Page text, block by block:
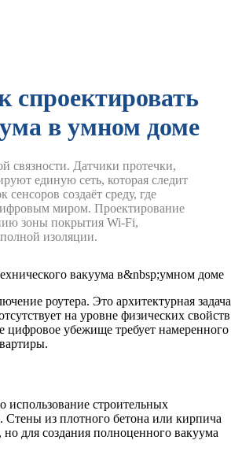
спроектировать
в умном доме
связности. Датчики протечки,
единую сеть, которая следит
создаёт среду, где
миром. Проектирование
зоны покрытия Wi-Fi,
изоляции.
роутера. Это архитектурная задача
на уровне физических свойств
убежище требует намеренного
строительных
Стены из плотного бетона или кирпича
для создания полноценного вакуума